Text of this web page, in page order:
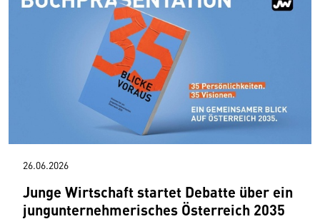
26.06.2026
Junge Wirtschaft startet Debatte über ein
jungunternehmerisches Österreich 2035